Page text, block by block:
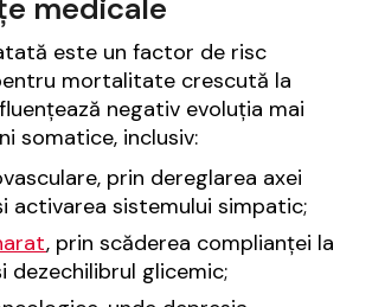
medicale
este un factor de risc
mortalitate crescută la
negativ evoluția mai
somatice, inclusiv:
prin dereglarea axei
activarea sistemului simpatic;
, prin scăderea complianței la
dezechilibrul glicemic;